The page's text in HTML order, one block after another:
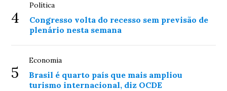
4
Política
Congresso volta do recesso sem previsão de
plenário nesta semana
5
Economia
Brasil é quarto país que mais ampliou
turismo internacional, diz OCDE